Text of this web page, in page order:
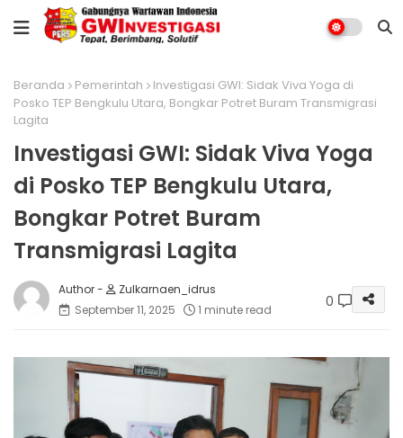
Beranda Pemerintah
Investigasi GWI: Sidak Viva Yoga di
Posko TEP Bengkulu Utara, Bongkar Potret Buram Transmigrasi
Lagita
Investigasi GWI: Sidak Viva Yoga
di Posko TEP Bengkulu Utara,
Bongkar Potret Buram
Transmigrasi Lagita
Zulkarnaen_idrus
September 11, 2025
1 minute read 0